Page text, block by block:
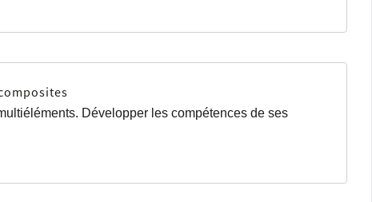
Développer les compétences de ses